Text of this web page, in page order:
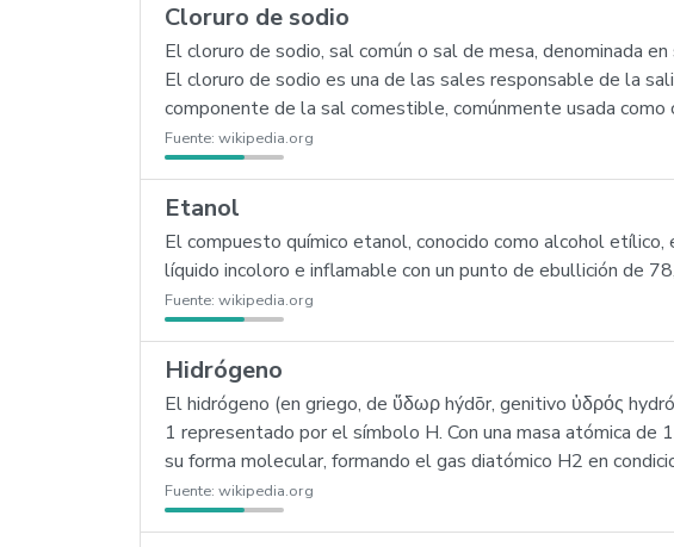
Cloruro de sodio
El cloruro de sodio, sal común o sal de mesa, denominada
El cloruro de sodio es una de las sales responsable de la
componente de la sal comestible, comúnmente usada
Fuente: wikipedia.org
Etanol
El compuesto químico etanol, conocido como alcohol
líquido incoloro e inflamable con un punto de ebullición de
Fuente: wikipedia.org
Hidrógeno
El hidrógeno (en griego, de ὕδωρ hýdōr, genitivo ὑδρός
1 representado por el símbolo H. Con una masa atómica
su forma molecular, formando el gas diatómico H2 en
Fuente: wikipedia.org